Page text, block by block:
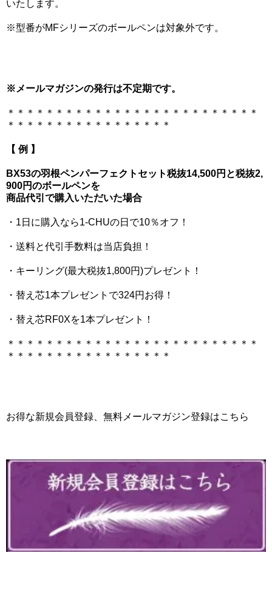
いたします。
※型番がMFシリーズのボールペンは対象外です。
※メールマガジンの発行は不定期です。
＊＊＊＊＊＊＊＊＊＊＊＊＊＊＊＊＊＊＊＊＊＊＊＊＊＊
＊＊＊＊＊＊＊＊＊＊＊＊＊＊＊＊＊
【 例 】
BX53の羽根ペンパーフェクトセット税抜14,500円と税抜2,
900円のボールペンを
商品代引で購入いただいた場合
・1日に購入なら1-CHUの日で10％オフ！
・送料と代引手数料は当店負担！
・キーリング(最大税抜1,800円)プレゼント！
・替え芯1本プレゼントで324円お得！
・替え芯RF0Xを1本プレゼント！
＊＊＊＊＊＊＊＊＊＊＊＊＊＊＊＊＊＊＊＊＊＊＊＊＊＊
＊＊＊＊＊＊＊＊＊＊＊＊＊＊＊＊＊
お得な新規会員登録、無料メールマガジン登録はこちら